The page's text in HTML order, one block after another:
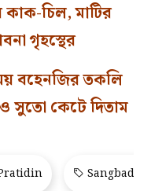
চিল, মাটির
গৃহস্থের
বহেনজির তকলি
সুতো কেটে দিতাম
Sangbad